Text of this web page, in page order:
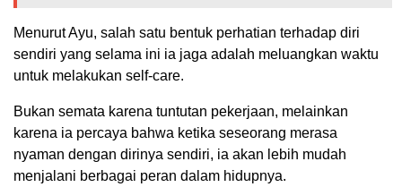
Menurut Ayu, salah satu bentuk perhatian terhadap diri
sendiri yang selama ini ia jaga adalah meluangkan waktu
untuk melakukan self-care.
Bukan semata karena tuntutan pekerjaan, melainkan
karena ia percaya bahwa ketika seseorang merasa
nyaman dengan dirinya sendiri, ia akan lebih mudah
menjalani berbagai peran dalam hidupnya.